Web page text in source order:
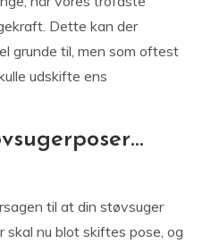
Dette kan der
grunde til, men som oftest
udskifte ens
til at din støvsuger
skal nu blot skiftes pose, og